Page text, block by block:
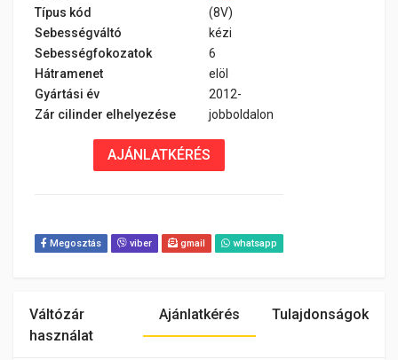
Típus kód
(8V)
Sebességváltó
kézi
Sebességfokozatok
6
Hátramenet
elöl
Gyártási év
2012-
Zár cilinder elhelyezése
jobboldalon
AJÁNLATKÉRÉS
Megosztás viber gmail whatsapp
Váltózár
használat
Ajánlatkérés Tulajdonságok